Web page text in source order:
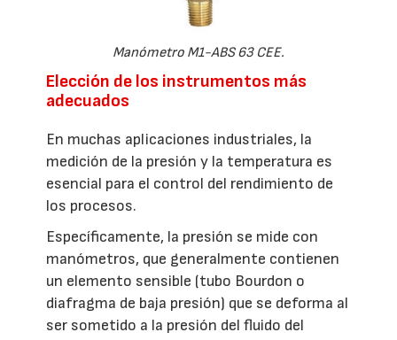
Manómetro M1-ABS 63 CEE.
Elección de los instrumentos más
adecuados
En muchas aplicaciones industriales, la
medición de la presión y la temperatura es
esencial para el control del rendimiento de
los procesos.
Específicamente, la presión se mide con
manómetros, que generalmente contienen
un elemento sensible (tubo Bourdon o
diafragma de baja presión) que se deforma al
ser sometido a la presión del fluido del